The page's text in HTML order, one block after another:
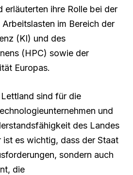
erläuterten ihre Rolle bei der
im Bereich der
(KI) und des
(HPC) sowie der
Europas.
sind für die
und
des Landes
ist es wichtig, dass der Staat
sondern auch
die